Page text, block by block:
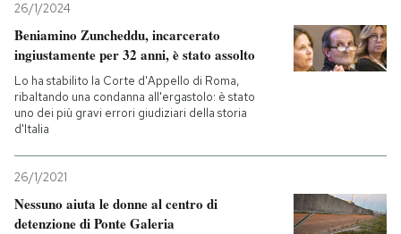
26/1/2024
Beniamino Zuncheddu, incarcerato
ingiustamente per 32 anni, è stato assolto
Lo ha stabilito la Corte d'Appello di Roma,
ribaltando una condanna all'ergastolo: è stato
uno dei più gravi errori giudiziari della storia
d'Italia
26/1/2021
Nessuno aiuta le donne al centro di
detenzione di Ponte Galeria